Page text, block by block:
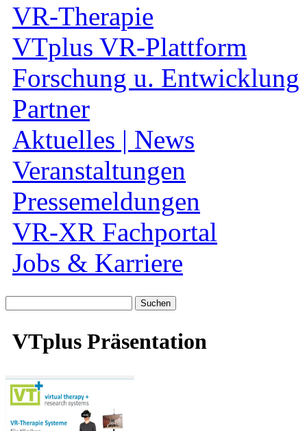
VR-Therapie
VTplus VR-Plattform
Forschung u. Entwicklung
Partner
Aktuelles | News
Veranstaltungen
Pressemeldungen
VR-XR Fachportal
Jobs & Karriere
nach:
VTplus Präsentation